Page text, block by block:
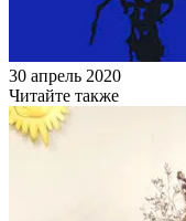
30 апрель 2020
Читайте также